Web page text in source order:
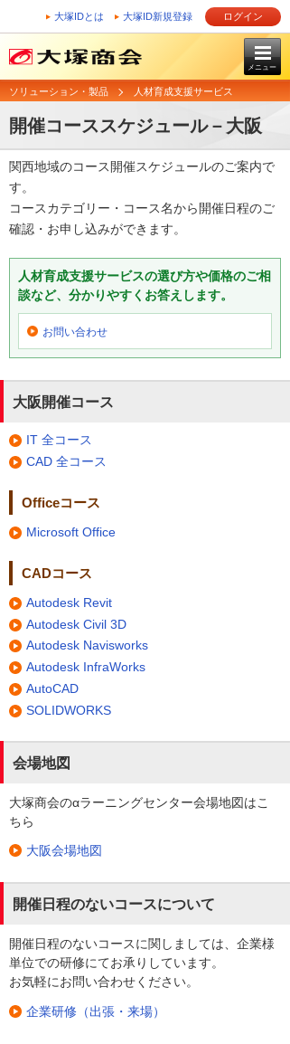
大塚IDとは 大塚ID新規登録 ログイン
メニュー
ソリューション・製品 人材育成支援サービス
開催コーススケジュール－大阪
関西地域のコース開催スケジュールのご案内で
す。
コースカテゴリー・コース名から開催日程のご
確認・お申し込みができます。
人材育成支援サービスの選び方や価格のご相
談など、分かりやすくお答えします。
お問い合わせ
大阪開催コース
IT 全コース
CAD 全コース
Officeコース
Microsoft Office
CADコース
Autodesk Revit
Autodesk Civil 3D
Autodesk Navisworks
Autodesk InfraWorks
AutoCAD
SOLIDWORKS
会場地図
大塚商会のαラーニングセンター会場地図はこ
ちら
大阪会場地図
開催日程のないコースについて
開催日程のないコースに関しましては、企業様
単位での研修にてお承りしています。
お気軽にお問い合わせください。
企業研修（出張・来場）